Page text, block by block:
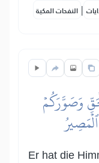
النفحات المكية |
وَصَوَّرَكُمۡ
Er hat die